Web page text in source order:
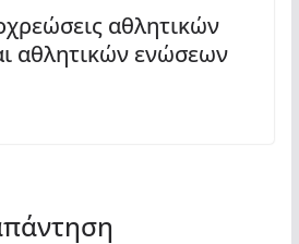
αθλητικών
αθλητικών ενώσεων